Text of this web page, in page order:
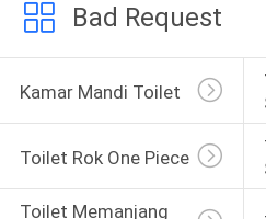
Bad Request
Kamar Mandi Toilet
Toilet Rok One Piece
Toilet Memanjang